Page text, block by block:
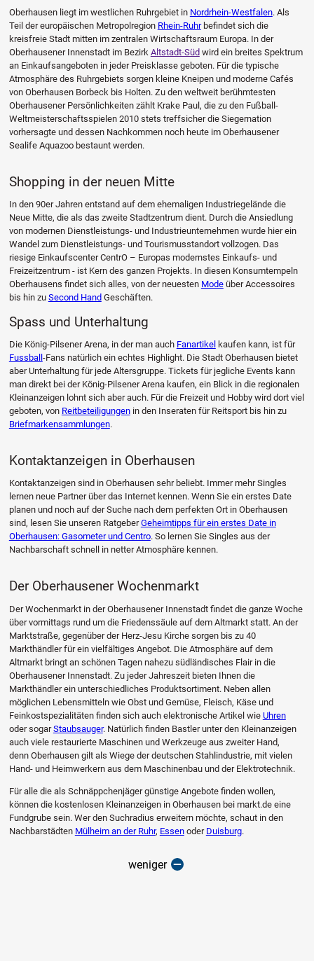
Oberhausen liegt im westlichen Ruhrgebiet in Nordrhein-Westfalen. Als
Teil der europäischen Metropolregion Rhein-Ruhrbefindet sich die
kreisfreie Stadt mitten im zentralen Wirtschaftsraum Europa. In der
Oberhausener Innenstadt im Bezirk Altstadt-Süd wird ein breites Spektrum
an Einkaufsangeboten in jeder Preisklasse geboten. Für die typische
Atmosphäre des Ruhrgebiets sorgen kleine Kneipen und moderne Cafés
von Oberhausen Borbeck bis Holten. Zu den weltweit berühmtesten
Oberhausener Persönlichkeiten zählt Krake Paul, die zu den Fußball-
Weltmeisterschaftsspielen 2010 stets treffsicher die Siegernation
vorhersagte und dessen Nachkommen noch heute im Oberhausener
Sealife Aquazoo bestaunt werden.
Shopping in der neuen Mitte
In den 90er Jahren entstand auf dem ehemaligen Industriegelände die
Neue Mitte, die als das zweite Stadtzentrum dient. Durch die Ansiedlung
von modernen Dienstleistungs- und Industrieunternehmen wurde hier ein
Wandel zum Dienstleistungs- und Tourismusstandort vollzogen. Das
riesige Einkaufscenter CentrO – Europas modernstes Einkaufs- und
Freizeitzentrum - ist Kern des ganzen Projekts. In diesen Konsumtempeln
Oberhausens findet sich alles, von der neuesten Modeüber Accessoires
bis hin zu Second Hand Geschäften.
Spass und Unterhaltung
Die König-Pilsener Arena, in der man auch Fanartikel kaufen kann, ist für
Fussball -Fans natürlich ein echtes Highlight. Die Stadt Oberhausen bietet
aber Unterhaltung für jede Altersgruppe. Tickets für jegliche Events kann
man direkt bei der König-Pilsener Arena kaufen, ein Blick in die regionalen
Kleinanzeigen lohnt sich aber auch. Für die Freizeit und Hobby wird dort viel
geboten, von Reitbeteiligungenin den Inseraten für Reitsport bis hin zu
Briefmarkensammlungen.
Kontaktanzeigen in Oberhausen
Kontaktanzeigen sind in Oberhausen sehr beliebt. Immer mehr Singles
lernen neue Partner über das Internet kennen. Wenn Sie ein erstes Date
planen und noch auf der Suche nach dem perfekten Ort in Oberhausen
sind, lesen Sie unseren RatgeberGeheimtipps für ein erstes Date in
Oberhausen: Gasometer und Centro. So lernen Sie Singles aus der
Nachbarschaft schnell in netter Atmosphäre kennen.
Der Oberhausener Wochenmarkt
Der Wochenmarkt in der Oberhausener Innenstadt findet die ganze Woche
über vormittags rund um die Friedenssäule auf dem Altmarkt statt. An der
Marktstraße, gegenüber der Herz-Jesu Kirche sorgen bis zu 40
Markthändler für ein vielfältiges Angebot. Die Atmosphäre auf dem
Altmarkt bringt an schönen Tagen nahezu südländisches Flair in die
Oberhausener Innenstadt. Zu jeder Jahreszeit bieten Ihnen die
Markthändler ein unterschiedliches Produktsortiment. Neben allen
möglichen Lebensmitteln wie Obst und Gemüse, Fleisch, Käse und
Feinkostspezialitäten finden sich auch elektronische Artikel wie Uhren
oder sogarStaubsauger. Natürlich finden Bastler unter den Kleinanzeigen
auch viele restaurierte Maschinen und Werkzeuge aus zweiter Hand,
denn Oberhausen gilt als Wiege der deutschen Stahlindustrie, mit vielen
Hand- und Heimwerkern aus dem Maschinenbau und der Elektrotechnik.
Für alle die als Schnäppchenjäger günstige Angebote finden wollen,
können die kostenlosen Kleinanzeigen in Oberhausen bei markt.de eine
Fundgrube sein. Wer den Suchradius erweitern möchte, schaut in den
Nachbarstädten Mülheim an der Ruhr, Essenoder Duisburg.
weniger